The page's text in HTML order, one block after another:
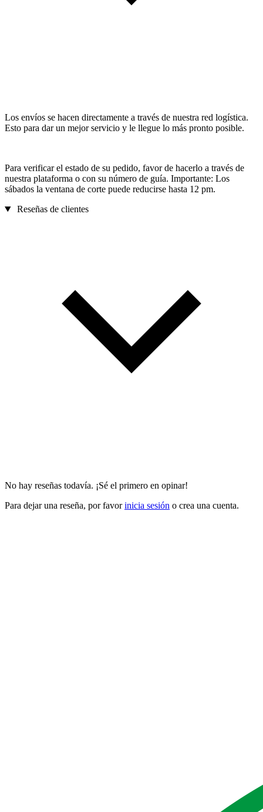
Los envíos se hacen directamente a través de nuestra red logística.
Esto para dar un mejor servicio y le llegue lo más pronto posible.
Para verificar el estado de su pedido, favor de hacerlo a través de
nuestra plataforma o con su número de guía. Importante: Los
sábados la ventana de corte puede reducirse hasta 12 pm.
Reseñas de clientes
No hay reseñas todavía. ¡Sé el primero en opinar!
Para dejar una reseña, por favorinicia sesión o crea una cuenta.